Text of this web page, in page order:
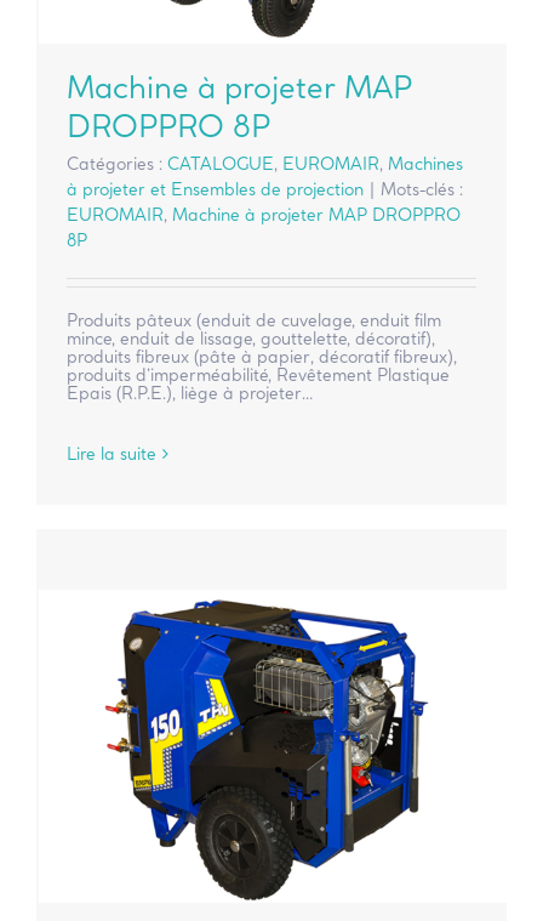
Machine à projeter MAP
DROPPRO 8P
Catégories : CATALOGUE, EUROMAIR, Machines
à projeter et Ensembles de projection
Mots-clés :
EUROMAIR, Machine à projeter MAP DROPPRO
8P
Produits pâteux (enduit de cuvelage, enduit film
mince, enduit de lissage, gouttelette, décoratif),
produits fibreux (pâte à papier, décoratif fibreux),
produits d’imperméabilité, Revêtement Plastique
Epais (R.P.E.), liège à projeter…
Lire la suite